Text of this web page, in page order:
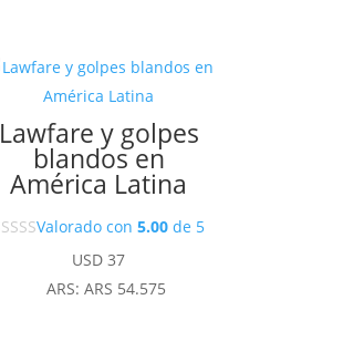
Lawfare y golpes
blandos en
América Latina
Valorado con5.00 de 5
USD 37
ARS:ARS 54.575